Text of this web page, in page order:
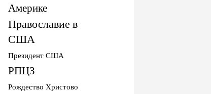
Америке
Православие в
США
Президент США
РПЦЗ
Рождество Христово